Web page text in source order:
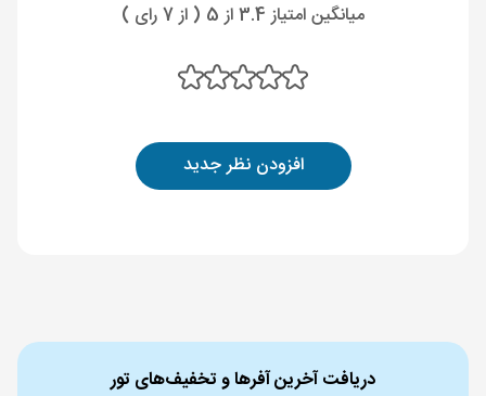
میانگین امتیاز 3.4 از 5 ( از 7 رای )
افزودن نظر جدید
دریافت آخرین آفرها و تخفیف‌های تور